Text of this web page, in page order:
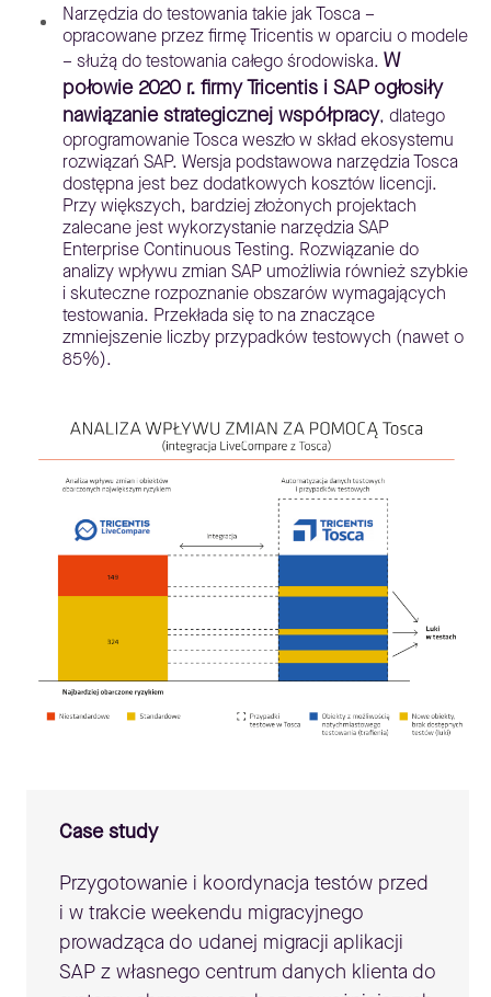
Narzędzia do testowania takie jak Tosca –
opracowane przez firmę Tricentis w oparciu o modele
– służą do testowania całego środowiska. W
połowie 2020 r. firmy Tricentis i SAP ogłosiły
nawiązanie strategicznej współpracy, dlatego
oprogramowanie Tosca weszło w skład ekosystemu
rozwiązań SAP. Wersja podstawowa narzędzia Tosca
dostępna jest bez dodatkowych kosztów licencji.
Przy większych, bardziej złożonych projektach
zalecane jest wykorzystanie narzędzia SAP
Enterprise Continuous Testing. Rozwiązanie do
analizy wpływu zmian SAP umożliwia również szybkie
i skuteczne rozpoznanie obszarów wymagających
testowania. Przekłada się to na znaczące
zmniejszenie liczby przypadków testowych (nawet o
85%).
Case study
Przygotowanie i koordynacja testów przed
i w trakcie weekendu migracyjnego
prowadząca do udanej migracji aplikacji
SAP z własnego centrum danych klienta do